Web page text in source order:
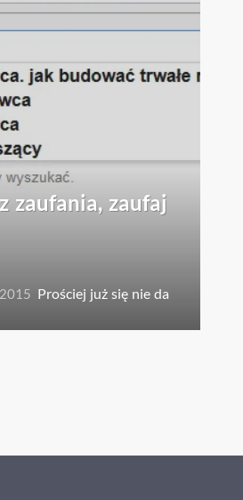
zaufania, zaufaj
Prościej już się nie da